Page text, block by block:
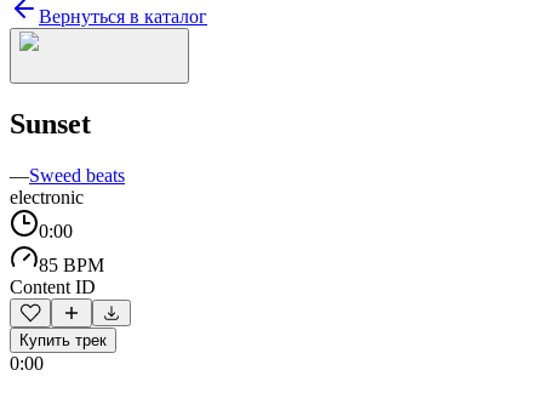
Вернуться в каталог
Sunset
—Sweed beats
electronic
0:00
85 BPM
Content ID
Купить трек
0:00